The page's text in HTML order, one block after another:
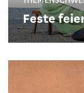
Feste